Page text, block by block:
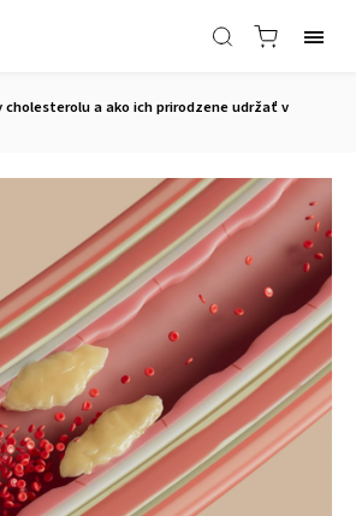
cholesterolu a ako ich prirodzene udržať v